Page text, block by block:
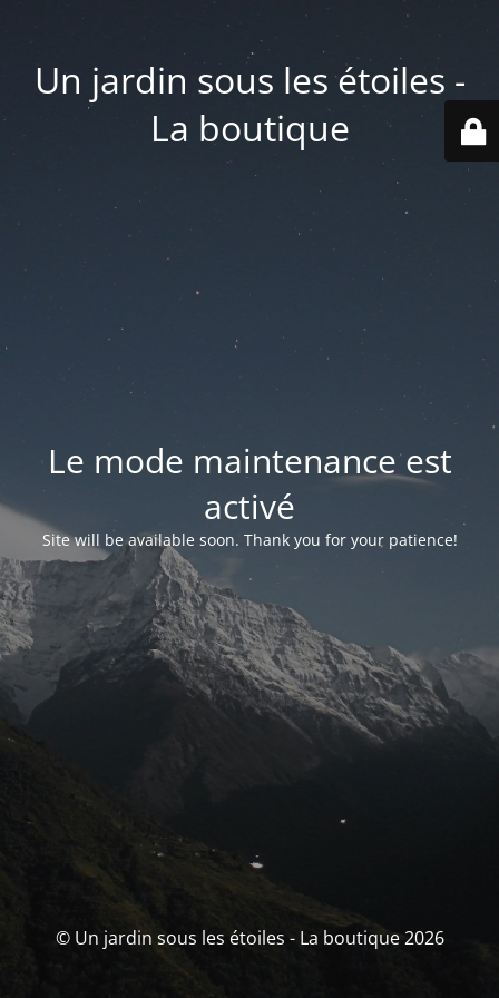
Un jardin sous les étoiles -
La boutique
Le mode maintenance est
activé
Site will be available soon. Thank you for your patience!
© Un jardin sous les étoiles - La boutique 2026